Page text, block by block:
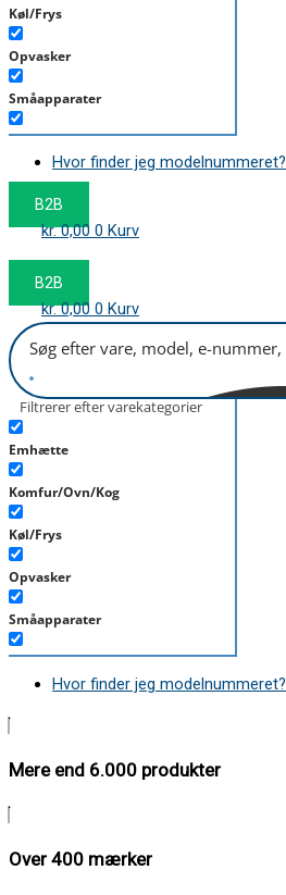
Køl/Frys
Opvasker
Småapparater
Støvsuger
Tørretumbler
Tilbehør/Plejemidler
Hvor finder jeg modelnummeret?
B2B
kr.0,00 0 Kurv
B2B
kr.0,00 0 Kurv
Filtrerer efter varekategorier
Emhætte
Komfur/Ovn/Kog
Køl/Frys
Opvasker
Småapparater
Støvsuger
Hvor finder jeg modelnummeret?
Mere end 6.000 produkter
Over 400 mærker